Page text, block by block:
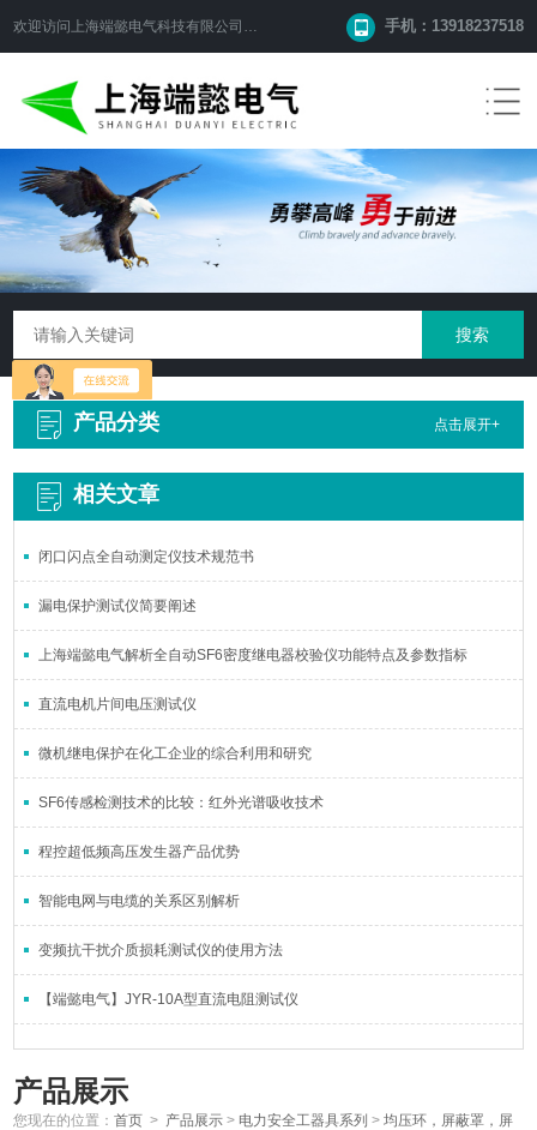
欢迎访问 上海端懿电气科技有限公司 网站！ 手机：13918237518
产品分类 点击展开+
相关文章
闭口闪点全自动测定仪技术规范书
漏电保护测试仪简要阐述
上海端懿电气解析全自动SF6密度继电器校验仪功能特点及参数指标
直流电机片间电压测试仪
微机继电保护在化工企业的综合利用和研究
SF6传感检测技术的比较：红外光谱吸收技术
程控超低频高压发生器产品优势
智能电网与电缆的关系区别解析
变频抗干扰介质损耗测试仪的使用方法
【端懿电气】JYR-10A型直流电阻测试仪
产品展示
您现在的位置：首页 > 产品展示 > 电力安全工器具系列 >均压环，屏蔽罩，屏